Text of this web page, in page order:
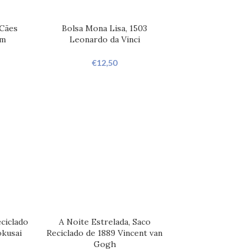
Bolsa Mona Lisa, 1503
Leonardo da Vinci
€12,50
A Noite Estrelada, Saco
Reciclado de 1889 Vincent van
Gogh